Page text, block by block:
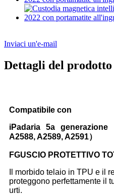
Inviaci un'e-mail
Dettagli del prodotto
Compatibile con
iPadaria 5a generazione
A2588, A2589, A2591）
FGUSCIO PROTETTIVO
Il morbido telaio in TPU e il
proteggono perfettamente il
urti.